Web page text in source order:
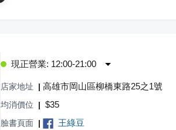
現正營業: 12:00-21:00
店家地址 | 高雄市岡山區柳橋東路25之1號
均消價位 | $35
臉書頁面 | 王綠豆